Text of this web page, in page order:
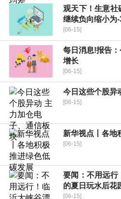
观天下！生意社
继续负向缩小为
[06-15]
每日消息!报告
增长
[06-15]
今日这些个股异
[06-15]
新华视点丨各地
[06-15]
要闻：不用远行
的夏日玩水后花
[06-15]